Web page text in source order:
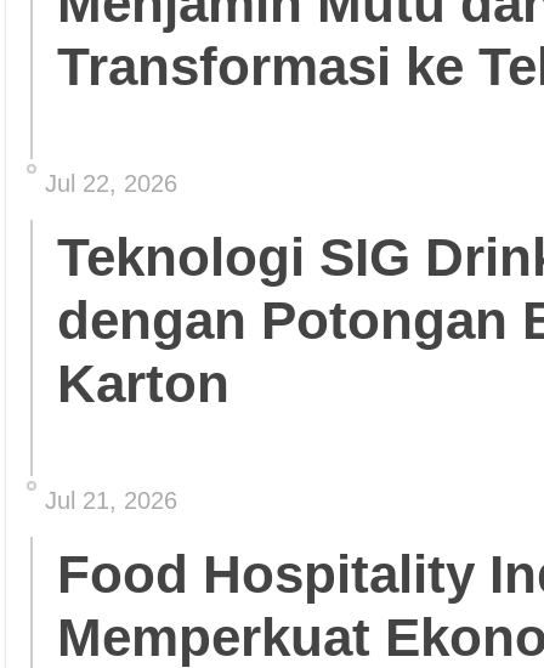
Transformasi ke
Jul 22, 2026
Teknologi SIG
dengan Potongan
Karton
Jul 21, 2026
Food Hospitality
Memperkuat